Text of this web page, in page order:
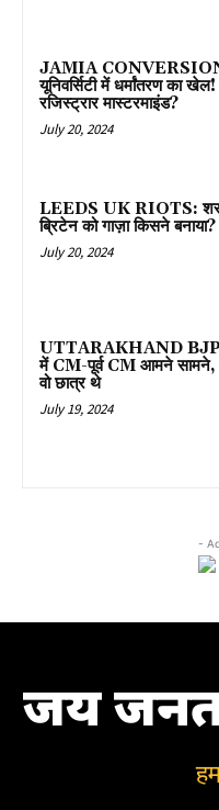
JAMIA
यूनिवर्सिटी में धर्मांतरण का
रजिस्ट्रार मास्टरमाइंड?
July 20, 2024
LEEDS UK RIOTS: शरण
ब्रिटेन को गाज़ा किसने
July 20, 2024
UTTARAKHAND
में CM-पूर्व CM आमने सामने,
वो छात्र थे
July 19, 2024
-
जय